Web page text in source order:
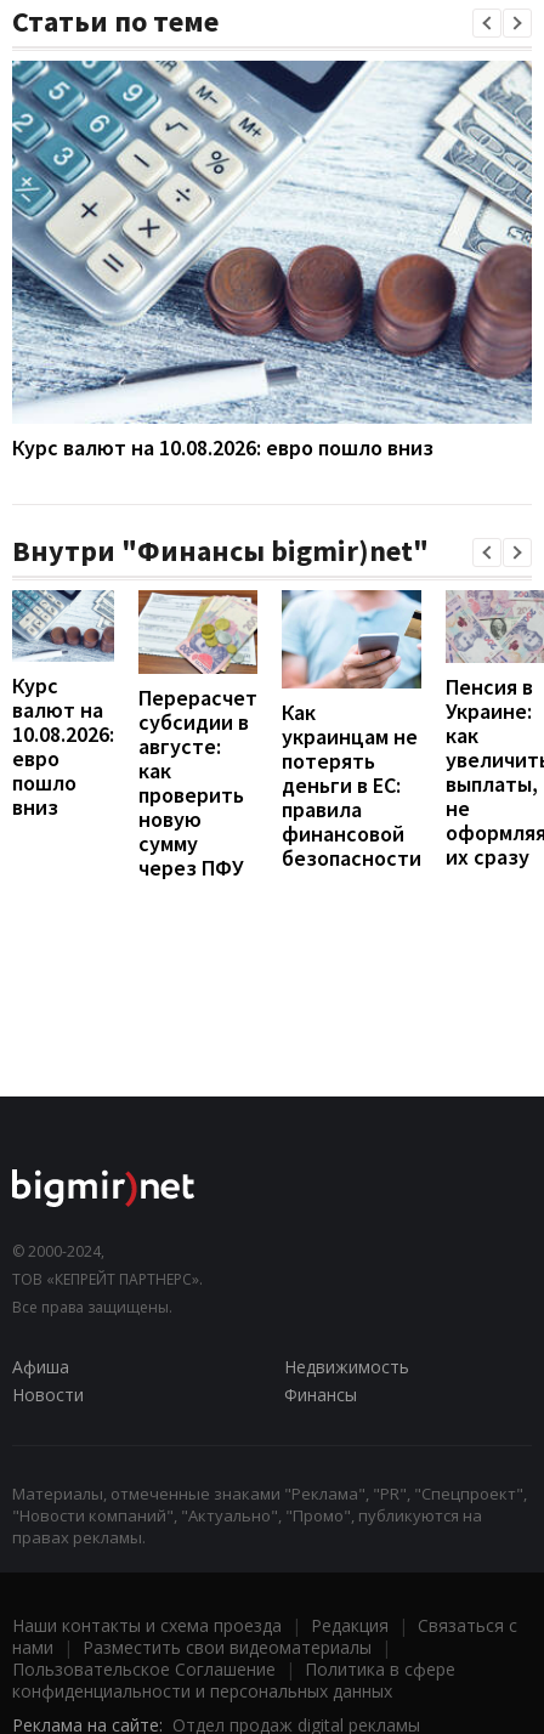
Статьи по теме
Курс валют на 10.08.2026: евро пошло вниз
Внутри "Финансы bigmir)net"
Курс
валют на
10.08.2026:
евро
пошло
вниз
Перерасчет
субсидии в
августе:
как
проверить
новую
сумму
через ПФУ
Как
украинцам не
потерять
деньги в ЕС:
правила
финансовой
безопасности
Пенсия в
Украине:
как
выплаты,
не
их сразу
© 2000-2024,
ТОВ «КЕПРЕЙТ ПАРТНЕРС».
Все права защищены.
Афиша
Недвижимость
Новости
Финансы
Материалы, отмеченные знаками "Реклама", "PR", "Спецпроект",
"Новости компаний", "Актуально", "Промо", публикуются на
правах рекламы.
Наши контакты и схема проезда | Редакция | Связаться с
нами | Разместить свои видеоматериалы |
Пользовательское Соглашение |
Политика в сфере
конфиденциальности и персональных данных
Реклама на сайте: Отдел продаж digital рекламы